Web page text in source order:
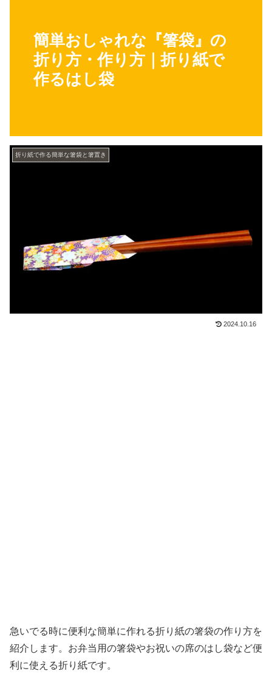
簡単おしゃれな『箸袋』の
折り方・作り方｜折り紙で
作るはし袋
折り紙で作る簡単な箸袋と箸置き
2024.10.16
急いでる時に便利な簡単に作れる折り紙の箸袋の作り方を
紹介します。お弁当用の箸袋やお祝いの席のはし袋など便
利に使える折り紙です。